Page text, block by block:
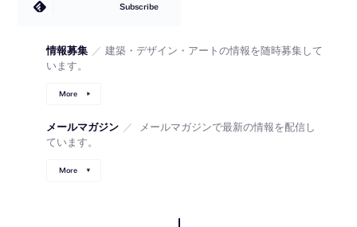
Subscribe
情報募集 ／ 建築・デザイン・アートの情報を随時募集して
います。
More
メールマガジン ／
メールマガジンで最新の情報を配信し
ています。
More